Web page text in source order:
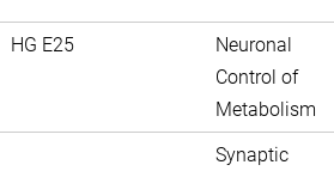
HG E25
Neuronal
Control of
Metabolism
Synaptic